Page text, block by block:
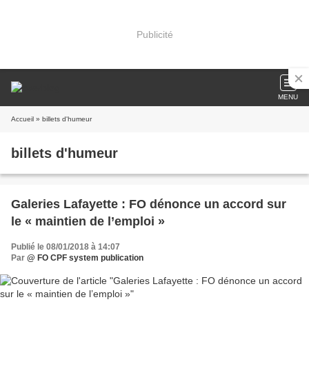
Publicité
MENU
Accueil » billets d'humeur
billets d'humeur
Galeries Lafayette : FO dénonce un accord sur
le « maintien de l’emploi »
Publié le 08/01/2018 à 14:07
Par @ FO CPF system publication